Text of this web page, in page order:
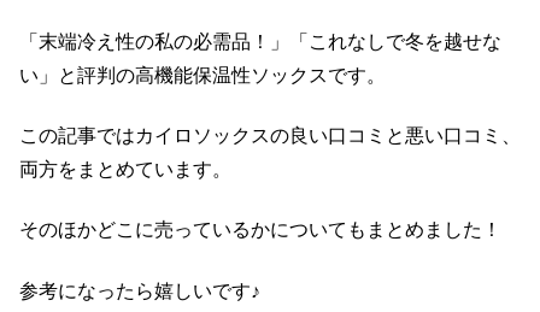
「末端冷え性の私の必需品！」「これなしで冬を越せな
い」と評判の高機能保温性ソックスです。
この記事ではカイロソックスの良い口コミと悪い口コミ、
両方をまとめています。
そのほかどこに売っているかについてもまとめました！
参考になったら嬉しいです♪